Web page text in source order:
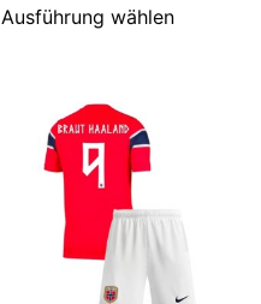
Ausführung wählen